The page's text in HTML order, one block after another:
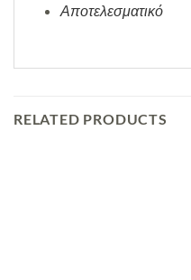
Αποτελεσματικό
RELATED PRODUCTS